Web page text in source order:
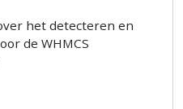
het detecteren en
de WHMCS